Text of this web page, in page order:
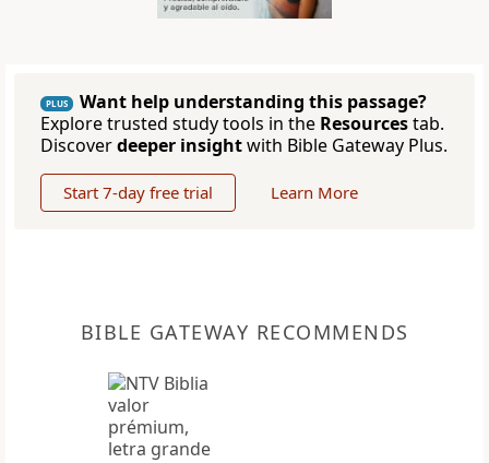
PLUS
Want help understanding this passage?
Explore trusted study tools in the Resourcestab.
Discoverdeeper insightwith Bible Gateway Plus.
Start 7-day free trial Learn More
BIBLE GATEWAY RECOMMENDS